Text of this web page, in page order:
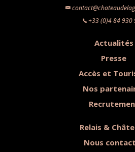
+33 (0)4 84 930
Actualités
Presse
Accès et
Nos
Relais &
Nous